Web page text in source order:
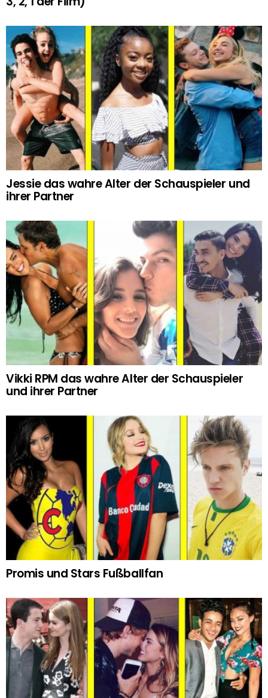
Jessie das wahre Alter der Schauspieler und
ihrer Partner
Vikki RPM das wahre Alter der Schauspieler
und ihrer Partner
Promis und Stars Fußballfan